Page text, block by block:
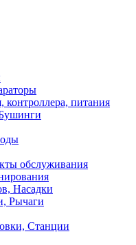
питания
обслуживания
Насадки
Рычаги
Станции